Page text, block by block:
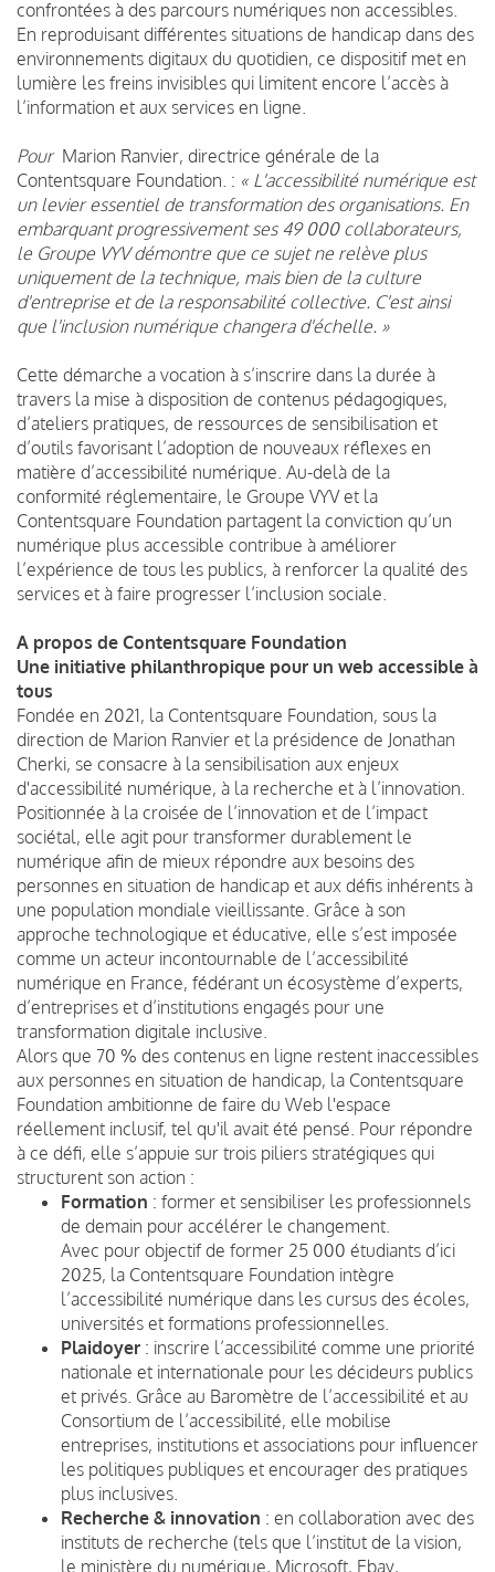
confrontées à des parcours numériques non accessibles.
En reproduisant différentes situations de handicap dans des
environnements digitaux du quotidien, ce dispositif met en
lumière les freins invisibles qui limitent encore l’accès à
l’information et aux services en ligne.
Pour Marion Ranvier, directrice générale de la
Contentsquare Foundation. : « L'accessibilité numérique est
un levier essentiel de transformation des organisations. En
embarquant progressivement ses 49 000 collaborateurs,
le Groupe VYV démontre que ce sujet ne relève plus
uniquement de la technique, mais bien de la culture
d'entreprise et de la responsabilité collective. C'est ainsi
que l'inclusion numérique changera d'échelle. »
Cette démarche a vocation à s’inscrire dans la durée à
travers la mise à disposition de contenus pédagogiques,
d’ateliers pratiques, de ressources de sensibilisation et
d’outils favorisant l’adoption de nouveaux réflexes en
matière d’accessibilité numérique. Au-delà de la
conformité réglementaire, le Groupe VYV et la
Contentsquare Foundation partagent la conviction qu’un
numérique plus accessible contribue à améliorer
l’expérience de tous les publics, à renforcer la qualité des
services et à faire progresser l’inclusion sociale.
A propos de Contentsquare Foundation
Une initiative philanthropique pour un web accessible à
tous
Fondée en 2021, la Contentsquare Foundation, sous la
direction de Marion Ranvier et la présidence de Jonathan
Cherki, se consacre à la sensibilisation aux enjeux
d'accessibilité numérique, à la recherche et à l’innovation.
Positionnée à la croisée de l’innovation et de l’impact
sociétal, elle agit pour transformer durablement le
numérique afin de mieux répondre aux besoins des
personnes en situation de handicap et aux défis inhérents à
une population mondiale vieillissante. Grâce à son
approche technologique et éducative, elle s’est imposée
comme un acteur incontournable de l’accessibilité
numérique en France, fédérant un écosystème d’experts,
d’entreprises et d’institutions engagés pour une
transformation digitale inclusive.
Alors que 70 % des contenus en ligne restent inaccessibles
aux personnes en situation de handicap, la Contentsquare
Foundation ambitionne de faire du Web l'espace
réellement inclusif, tel qu'il avait été pensé. Pour répondre
à ce défi, elle s’appuie sur trois piliers stratégiques qui
structurent son action :
Formation : former et sensibiliser les professionnels
de demain pour accélérer le changement.
Avec pour objectif de former 25 000 étudiants d’ici
2025, la Contentsquare Foundation intègre
l’accessibilité numérique dans les cursus des écoles,
universités et formations professionnelles.
Plaidoyer : inscrire l’accessibilité comme une priorité
nationale et internationale pour les décideurs publics
et privés. Grâce au Baromètre de l’accessibilité et au
Consortium de l’accessibilité, elle mobilise
entreprises, institutions et associations pour influencer
les politiques publiques et encourager des pratiques
plus inclusives.
Recherche & innovation : en collaboration avec des
instituts de recherche (tels que l’institut de la vision,
le ministère du numérique, Microsoft, Ebay,